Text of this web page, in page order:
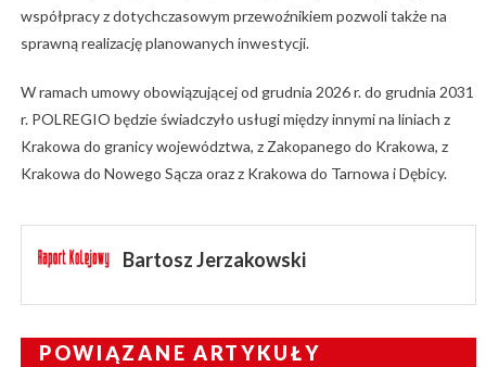
współpracy z dotychczasowym przewoźnikiem pozwoli także na
sprawną realizację planowanych inwestycji.
W ramach umowy obowiązującej od grudnia 2026 r. do grudnia 2031
r. POLREGIO będzie świadczyło usługi między innymi na liniach z
Krakowa do granicy województwa, z Zakopanego do Krakowa, z
Krakowa do Nowego Sącza oraz z Krakowa do Tarnowa i Dębicy.
Bartosz Jerzakowski
POWIĄZANE ARTYKUŁY